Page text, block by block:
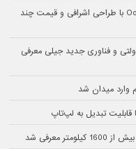
کاویار از عینک هوشمند لوکس Odyssey Ray-Ban با طراحی اشرافی و قیمت چند
شاسی‌بلند جدید برقی اسمارت #۱ با معماری ۸۰۰ ولتی و فناوری جدید جیلی معرفی